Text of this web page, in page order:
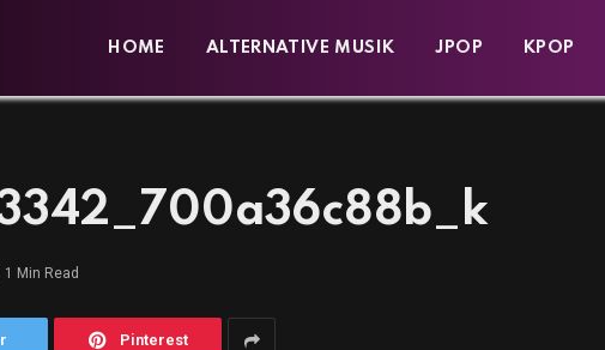
HOME ALTERNATIVE MUSIK JPOP KPOP
1 Min Read
Pinterest